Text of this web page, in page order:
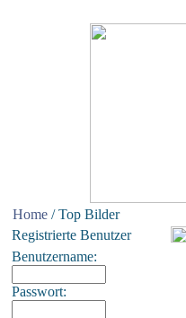
Home / Top Bilder
Registrierte Benutzer
Benutzername:
Passwort: